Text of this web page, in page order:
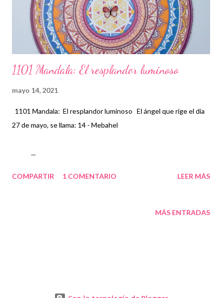
1101 Mandala: El resplandor luminoso
mayo 14, 2021
1101 Mandala: El resplandor luminoso El ángel que rige el día
27 de mayo, se llama: 14 - Mebahel
...
COMPARTIR 1 COMENTARIO LEER MÁS
MÁS ENTRADAS